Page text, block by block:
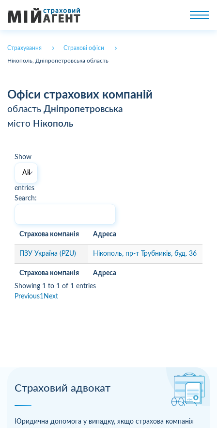
Страхування Страхові офіси
Нікополь, Дніпропетровська область
Страховий адвокат
Юридична допомога у випадку, якщо страхова компанія
Офіси страхових компаній
область Дніпропетровська
місто Нікополь
Show
entries
Search:
Страхова компанія Адреса
Страхова компанія Адреса
ПЗУ Україна (PZU) Нікополь, пр-т Трубників, буд. 36
Showing 1 to 1 of 1 entries
Previous1Next